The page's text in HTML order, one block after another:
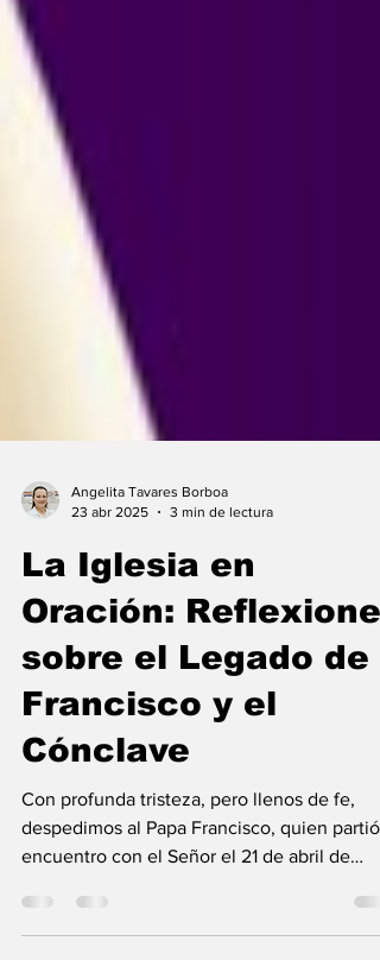
Angelita Tavares Borboa
23 abr 2025
3 min de lectura
La Iglesia en
Oración:
sobre el Legado de
Francisco y el
Cónclave
Con profunda tristeza, pero llenos de fe,
despedimos al Papa Francisco, quien partió